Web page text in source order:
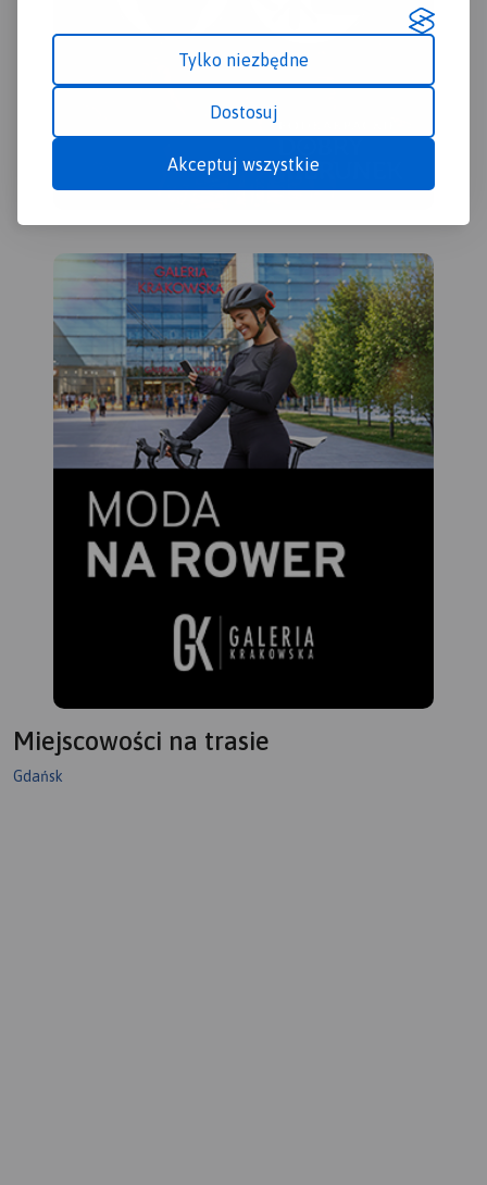
Tylko niezbędne
Dostosuj
Akceptuj wszystkie
Miejscowości na trasie
Gdańsk